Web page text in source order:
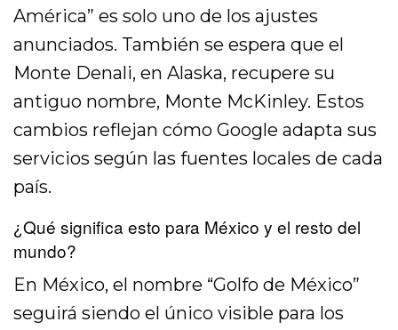
América” es solo uno de los ajustes
anunciados. También se espera que el
Monte Denali, en Alaska, recupere su
antiguo nombre, Monte McKinley. Estos
cambios reflejan cómo Google adapta sus
servicios según las fuentes locales de cada
país.
¿Qué significa esto para México y el resto del
mundo?
En México, el nombre “Golfo de México”
seguirá siendo el único visible para los